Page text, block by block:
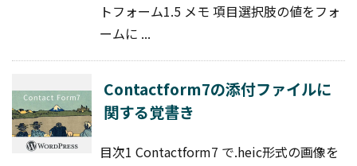
トフォーム1.5 メモ 項目選択肢の値をフォ
ームに ...
Contactform7の添付ファイルに
関する覚書き
目次1 Contactform7 で.heic形式の画像を